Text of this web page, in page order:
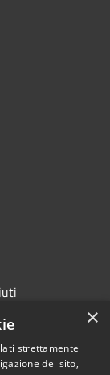
×
strettamente
del sito,